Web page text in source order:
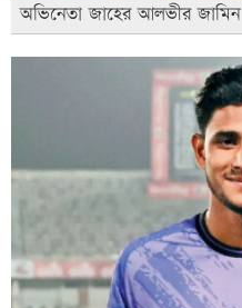
অভিনেতা জাহের আলভীর জামিন